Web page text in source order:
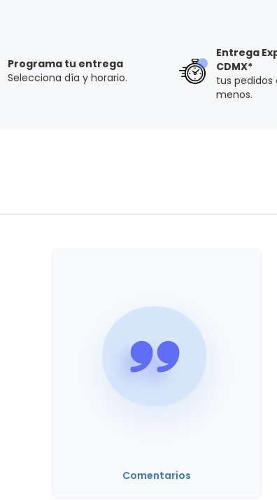
Programa tu entrega
Selecciona día y horario.
Entrega
CDMX*
tus pedidos
menos.
Comentarios